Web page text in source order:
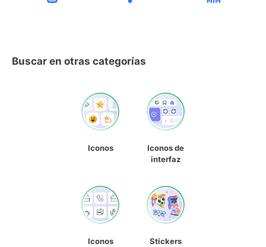
Buscar en otras categorías
Iconos
Iconos de
interfaz
Iconos
Stickers